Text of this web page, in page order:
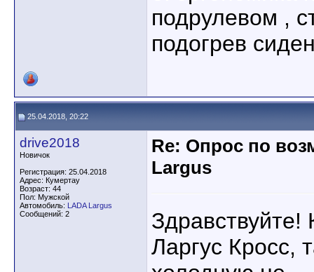
подрулевом ,
подогрев
25.04.2018, 20:22
drive2018
Новичок
Регистрация: 25.04.2018
Адрес: Кумертау
Возраст: 44
Пол: Мужской
Автомобиль: LADA Largus
Сообщений: 2
Re: Опрос по
Largus
Здравствуйте!
Ларгус Кросс,